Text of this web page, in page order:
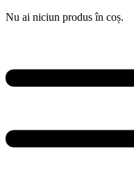
Nu ai niciun produs în coș.